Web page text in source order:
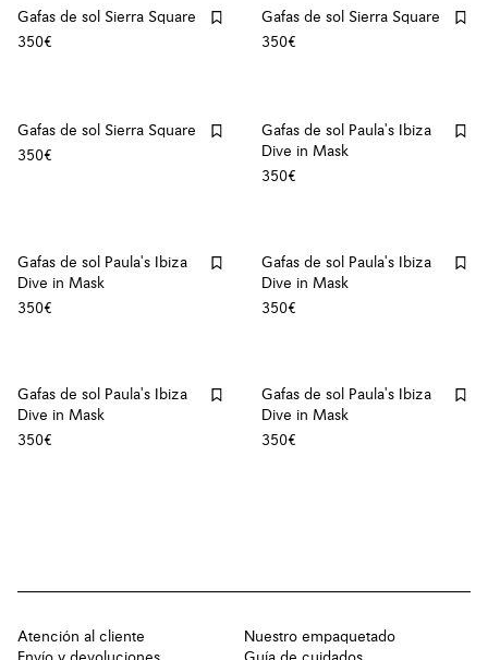
Gafas de sol Sierra Square
350€
Gafas de sol Sierra Square
350€
Gafas de sol Sierra Square
350€
Gafas de sol Paula's Ibiza
Dive in Mask
350€
Gafas de sol Paula's Ibiza
Dive in Mask
350€
Gafas de sol Paula's Ibiza
Dive in Mask
350€
Gafas de sol Paula's Ibiza
Dive in Mask
350€
Gafas de sol Paula's Ibiza
Dive in Mask
350€
Atención al cliente
Nuestro empaquetado